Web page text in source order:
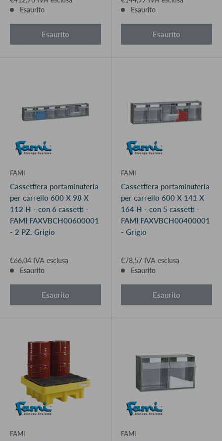
Esaurito
Esaurito
Esaurito
Esaurito
FAMI
Cassettiera portaminuteria
per carrello 600 X 98 X
112 H - con 6 cassetti -
FAMI FAXVBCH00600001
- 2 PZ. Grigio
€66,04 IVA esclusa
Esaurito
Esaurito
FAMI
Cassettiera portaminuteria
per carrello 600 X 141 X
164 H - con 5 cassetti -
FAMI FAXVBCH00400001
- Grigio
€78,57 IVA esclusa
Esaurito
Esaurito
FAMI FAMI